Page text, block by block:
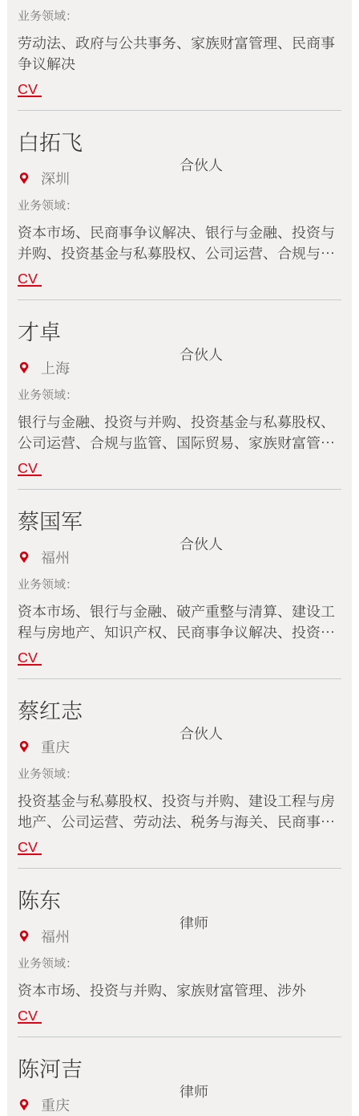
业务领域：
劳动法、政府与公共事务、家族财富管理、民商事
争议解决
CV
白拓飞
深圳
合伙人
业务领域：
资本市场、民商事争议解决、银行与金融、投资与
并购、投资基金与私募股权、公司运营、合规与监
管、环境、能源与自然资源、知识产权、科技、电
健与生命科学
CV
才卓
上海
合伙人
业务领域：
银行与金融、投资与并购、投资基金与私募股权、
公司运营、合规与监管、国际贸易、家族财富管
理、医疗保健与生命科学
CV
蔡国军
福州
合伙人
业务领域：
资本市场、银行与金融、破产重整与清算、建设工
程与房地产、知识产权、民商事争议解决、投资与
并购、公司运营、家族财富管理、刑事、投资基金
CV
蔡红志
重庆
合伙人
业务领域：
投资基金与私募股权、投资与并购、建设工程与房
地产、公司运营、劳动法、税务与海关、民商事争
议解决、刑事、银行与金融、家族财富管理
CV
陈东
福州
律师
业务领域：
资本市场、投资与并购、家族财富管理、涉外
CV
陈河吉
重庆
律师